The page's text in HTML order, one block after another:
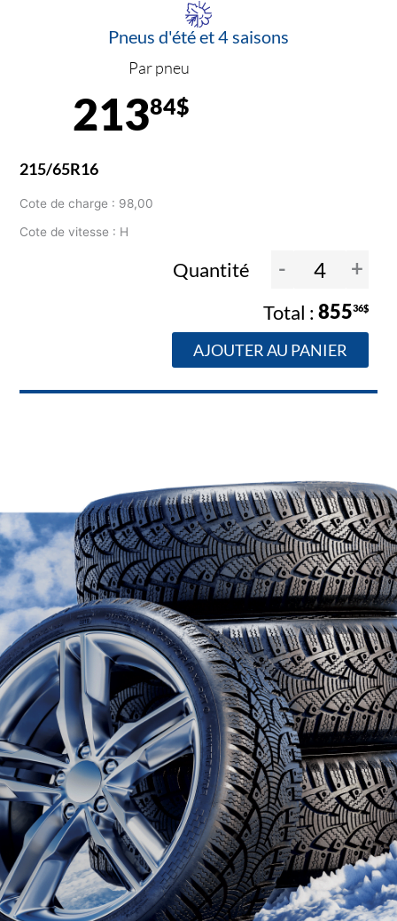
Pneus d'été et 4 saisons
Par pneu
21384$
215/65R16
Cote de charge : 98,00
Cote de vitesse : H
Quantité - +
85536$
AJOUTER AU PANIER